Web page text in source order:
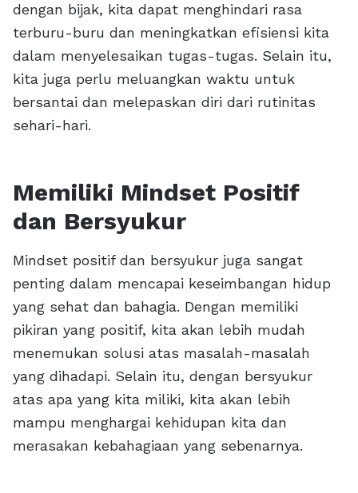
dengan bijak, kita dapat menghindari rasa
terburu-buru dan meningkatkan efisiensi kita
dalam menyelesaikan tugas-tugas. Selain itu,
kita juga perlu meluangkan waktu untuk
bersantai dan melepaskan diri dari rutinitas
sehari-hari.
Memiliki Mindset Positif
dan Bersyukur
Mindset positif dan bersyukur juga sangat
penting dalam mencapai keseimbangan hidup
yang sehat dan bahagia. Dengan memiliki
pikiran yang positif, kita akan lebih mudah
menemukan solusi atas masalah-masalah
yang dihadapi. Selain itu, dengan bersyukur
atas apa yang kita miliki, kita akan lebih
mampu menghargai kehidupan kita dan
merasakan kebahagiaan yang sebenarnya.